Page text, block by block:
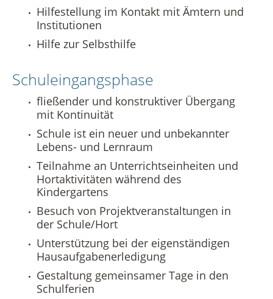
Hilfestellung im Kontakt mit Ämtern und
Institutionen
Hilfe zur Selbsthilfe
Schuleingangsphase
fließender und konstruktiver Übergang
mit Kontinuität
Schule ist ein neuer und unbekannter
Lebens- und Lernraum
Teilnahme an Unterrichtseinheiten und
Hortaktivitäten während des
Kindergartens
Besuch von Projektveranstaltungen in
der Schule/Hort
Unterstützung bei der eigenständigen
Hausaufgabenerledigung
Gestaltung gemeinsamer Tage in den
Schulferien